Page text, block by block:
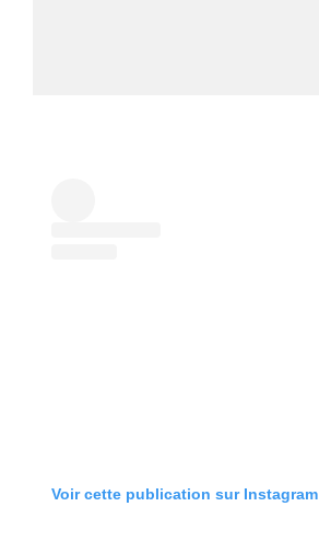
Voir cette publication sur Instagram